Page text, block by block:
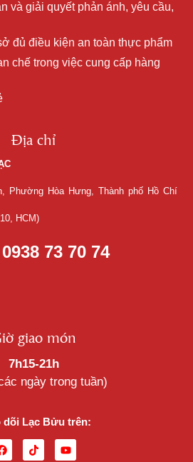
và giải quyết phản ánh, yêu cầu,
đủ điều kiện an toàn thực phẩm
chế trong việc cung cấp hàng
Địa chỉ
Phường Hòa Hưng, Thành phố Hồ Chí
HCM)
73 70 74
giao món
7h15-21h
ngày trong tuần)
dõi Lạc Bửu trên: